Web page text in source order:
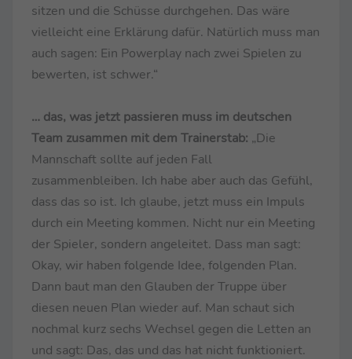
sitzen und die Schüsse durchgehen. Das wäre
vielleicht eine Erklärung dafür. Natürlich muss man
auch sagen: Ein Powerplay nach zwei Spielen zu
bewerten, ist schwer.“
… das, was jetzt passieren muss im deutschen
Team zusammen mit dem Trainerstab: „Die
Mannschaft sollte auf jeden Fall
zusammenbleiben. Ich habe aber auch das Gefühl,
dass das so ist. Ich glaube, jetzt muss ein Impuls
durch ein Meeting kommen. Nicht nur ein Meeting
der Spieler, sondern angeleitet. Dass man sagt:
Okay, wir haben folgende Idee, folgenden Plan.
Dann baut man den Glauben der Truppe über
diesen neuen Plan wieder auf. Man schaut sich
nochmal kurz sechs Wechsel gegen die Letten an
und sagt: Das, das und das hat nicht funktioniert.